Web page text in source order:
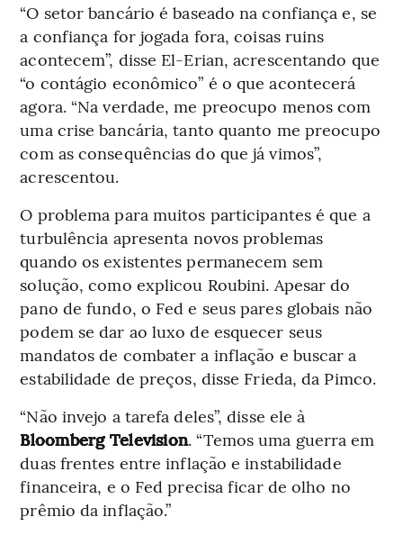
“O setor bancário é baseado na confiança e, se
a confiança for jogada fora, coisas ruins
acontecem”, disse El-Erian, acrescentando que
“o contágio econômico” é o que acontecerá
agora. “Na verdade, me preocupo menos com
uma crise bancária, tanto quanto me preocupo
com as consequências do que já vimos”,
acrescentou.
O problema para muitos participantes é que a
turbulência apresenta novos problemas
quando os existentes permanecem sem
solução, como explicou Roubini. Apesar do
pano de fundo, o Fed e seus pares globais não
podem se dar ao luxo de esquecer seus
mandatos de combater a inflação e buscar a
estabilidade de preços, disse Frieda, da Pimco.
“Não invejo a tarefa deles”, disse ele à
Bloomberg Television. “Temos uma guerra em
duas frentes entre inflação e instabilidade
financeira, e o Fed precisa ficar de olho no
prêmio da inflação.”